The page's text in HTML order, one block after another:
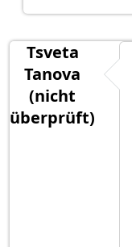
Tsveta
Tanova
(nicht
überprüft)